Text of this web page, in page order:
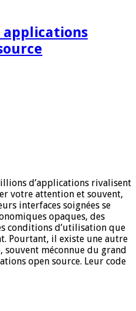
applications
d’applications rivalisent
votre attention et souvent,
interfaces soignées se
opaques, des
conditions d’utilisation que
Pourtant, il existe une autre
méconnue du grand
open source. Leur code